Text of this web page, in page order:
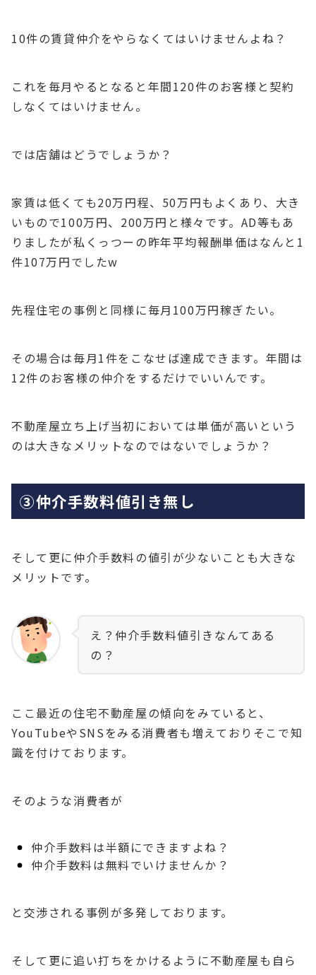
10件の賃貸仲介をやらなくてはいけませんよね？
これを毎月やるとなると年間120件のお客様と契約
しなくてはいけません。
では店舗はどうでしょうか？
家賃は低くても20万円程、50万円もよくあり、大き
いもので100万円、200万円と様々です。AD等もあ
りましたが私くっつーの昨年平均報酬単価はなんと1
件107万円でしたw
先程住宅の事例と同様に毎月100万円稼ぎたい。
その場合は毎月1件をこなせば達成できます。年間は
12件のお客様の仲介をするだけでいいんです。
不動産屋立ち上げ当初においては単価が高いという
のは大きなメリットなのではないでしょうか？
③仲介手数料値引き無し
そして更に仲介手数料の値引が少ないことも大きな
メリットです。
え？仲介手数料値引きなんてある
の？
ここ最近の住宅不動産屋の傾向をみていると、
YouTubeやSNSをみる消費者も増えておりそこで知
識を付けております。
そのような消費者が
仲介手数料は半額にできますよね？
仲介手数料は無料でいけませんか？
と交渉される事例が多発しております。
そして更に追い打ちをかけるように不動産屋も自ら